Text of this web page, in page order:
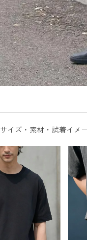
サイズ・素材・試着イメ